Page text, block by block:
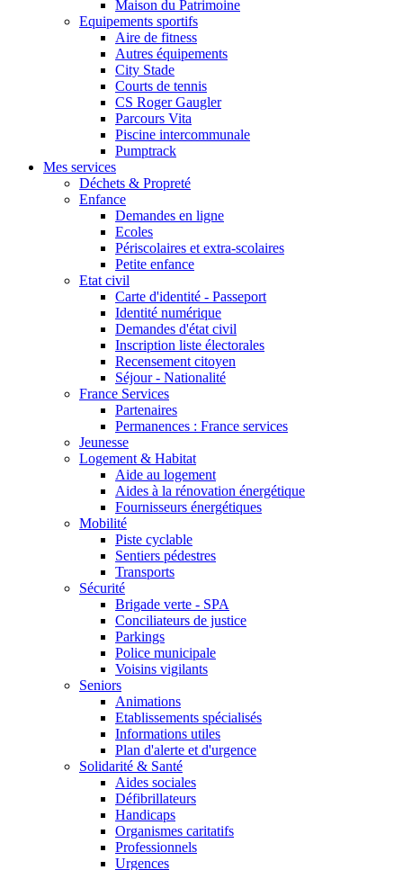
Maison du Patrimoine
Equipements sportifs
Aire de fitness
Autres équipements
City Stade
Courts de tennis
CS Roger Gaugler
Parcours Vita
Piscine intercommunale
Pumptrack
Mes services
Déchets & Propreté
Enfance
Demandes en ligne
Ecoles
Périscolaires et extra-scolaires
Petite enfance
Etat civil
Carte d'identité - Passeport
Identité numérique
Demandes d'état civil
Inscription liste électorales
Recensement citoyen
Séjour - Nationalité
France Services
Partenaires
Permanences : France services
Jeunesse
Logement & Habitat
Aide au logement
Aides à la rénovation énergétique
Fournisseurs énergétiques
Mobilité
Piste cyclable
Sentiers pédestres
Transports
Sécurité
Brigade verte - SPA
Conciliateurs de justice
Parkings
Police municipale
Voisins vigilants
Seniors
Animations
Etablissements spécialisés
Informations utiles
Plan d'alerte et d'urgence
Solidarité & Santé
Aides sociales
Défibrillateurs
Handicaps
Organismes caritatifs
Professionnels
Urgences